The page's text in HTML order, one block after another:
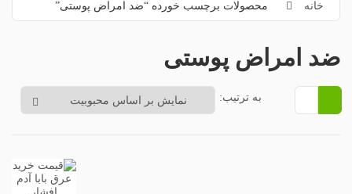
خانه محصولات برچسب خورده “ضد امراض پوستی”
ضد امراض پوستی
به ترتیب: